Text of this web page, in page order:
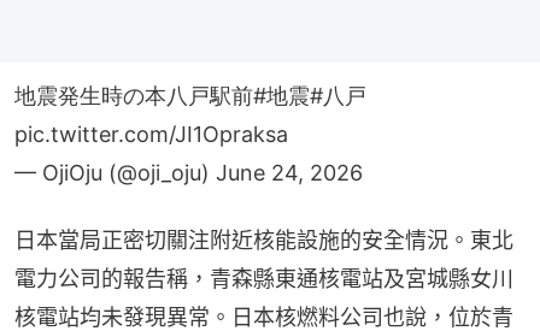
地震発生時の本八戸駅前#地震#八戸
pic.twitter.com/JI1Opraksa
— OjiOju (@oji_oju) June 24, 2026
日本當局正密切關注附近核能設施的安全情況。東北
電力公司的報告稱，青森縣東通核電站及宮城縣女川
核電站均未發現異常。日本核燃料公司也說，位於青